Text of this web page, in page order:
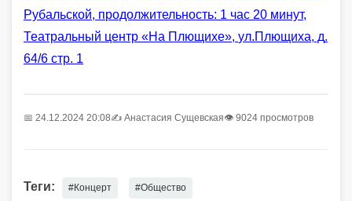
Рубальской, продолжительность: 1 час 20 минут,
Театральный центр «На Плющихе», ул.Плющиха, д.
64/6 стр. 1
📅 24.12.2024 20:08✍️ Анастасия Сущевская👁 9024 просмотров
Теги: #Концерт #Общество